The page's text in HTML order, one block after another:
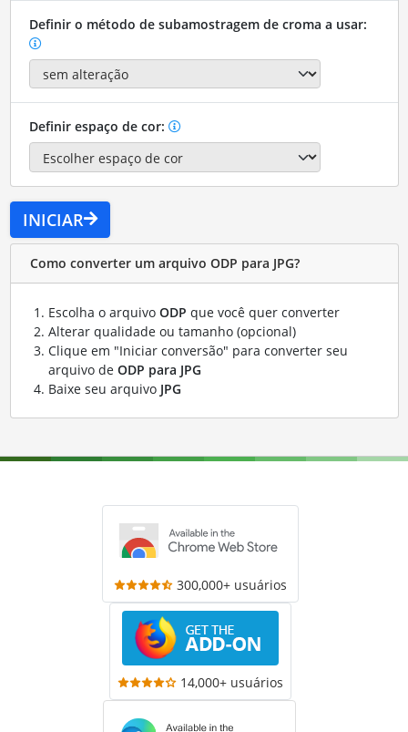
Definir o método de subamostragem de croma a usar:
Definir espaço de cor:
INICIAR
Como converter um arquivo ODP para JPG?
Escolha o arquivo ODP que você quer converter
Alterar qualidade ou tamanho (opcional)
Clique em "Iniciar conversão" para converter seu
arquivo de ODP para JPG
Baixe seu arquivo JPG
300,000+ usuários
14,000+ usuários